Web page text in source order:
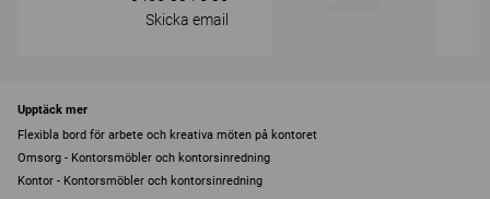
Skicka email
Upptäck mer
Flexibla bord för arbete och kreativa möten på kontoret
Omsorg - Kontorsmöbler och kontorsinredning
Kontor - Kontorsmöbler och kontorsinredning